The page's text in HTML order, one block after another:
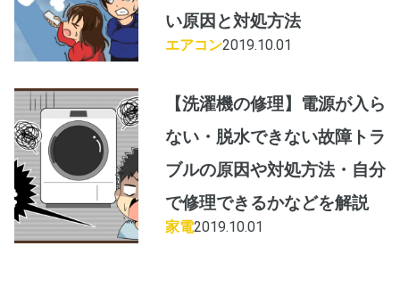
い原因と対処方法
エアコン2019.10.01
【洗濯機の修理】電源が入ら
ない・脱水できない故障トラ
ブルの原因や対処方法・自分
で修理できるかなどを解説
家電2019.10.01